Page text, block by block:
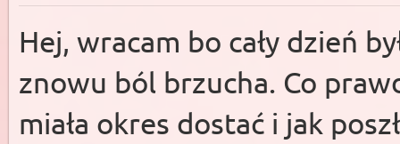
Hej, wracam bo cały dzień
znowu ból brzucha. Co
miała okres dostać i jak